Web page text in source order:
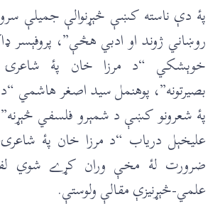
پۀ دې ناسته کښې څېړنوالې جميلې
روښاني ژوند او ادبي هڅې”، پروفېسر
خوېشکي “د مرزا خان پۀ
بصيرتونه”، پوهنمل سيد اصغر هاشمي
پۀ شعرونو کښې د شمېرو فلسفي څېړنه”
عليخېل درياب “د مرزا خان پۀ
ضرورت لۀ مخې وران کړے شوي
علمي-څېړنيزې مقالې ولوستې.